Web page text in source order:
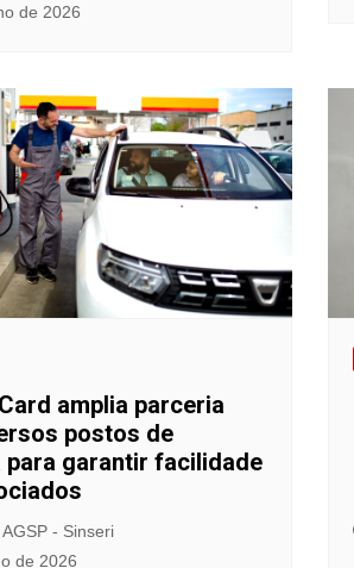
de 2026
amplia parceria
postos de
para garantir facilidade
- Sinseri
de 2026